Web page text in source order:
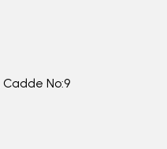
Cadde No:9